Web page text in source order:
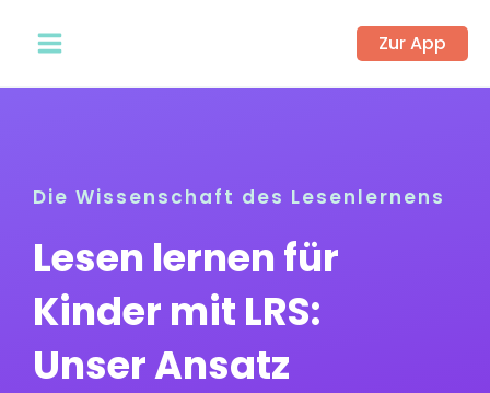
Inhalt
Zur App
Die Wissenschaft des Lesenlernens
Lesen lernen für
Kinder mit LRS:
Unser Ansatz